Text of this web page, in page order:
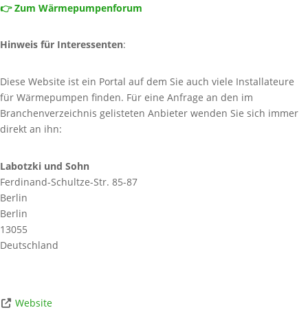
👉 Zum Wärmepumpenforum
Hinweis für Interessenten:
Diese Website ist ein Portal auf dem Sie auch viele Installateure
für Wärmepumpen finden. Für eine Anfrage an den im
Branchenverzeichnis gelisteten Anbieter wenden Sie sich immer
direkt an ihn:
Labotzki und Sohn
Ferdinand-Schultze-Str. 85-87
Berlin
Berlin
13055
Deutschland
Website